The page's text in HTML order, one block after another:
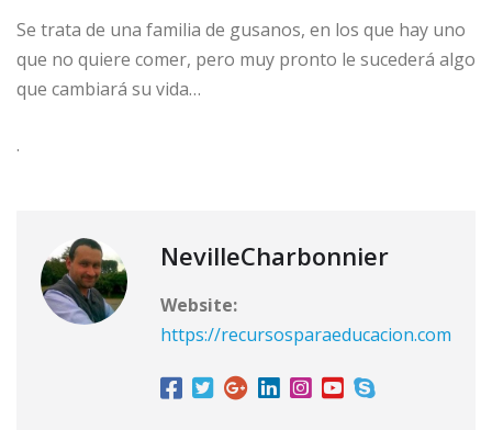
Se trata de una familia de gusanos, en los que hay uno
que no quiere comer, pero muy pronto le sucederá algo
que cambiará su vida…
.
NevilleCharbonnier
Website:
https://recursosparaeducacion.com